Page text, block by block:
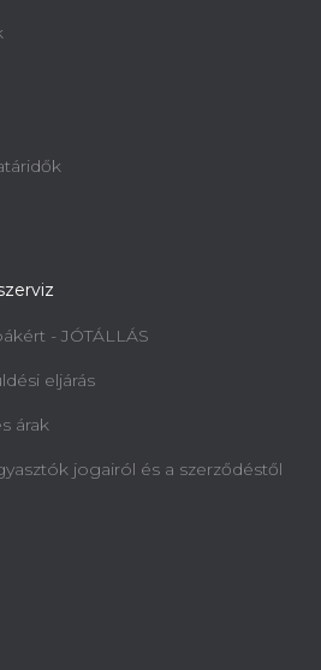
- JÓTÁLLÁS
eljárás
árak
jogairól és a szerződéstől